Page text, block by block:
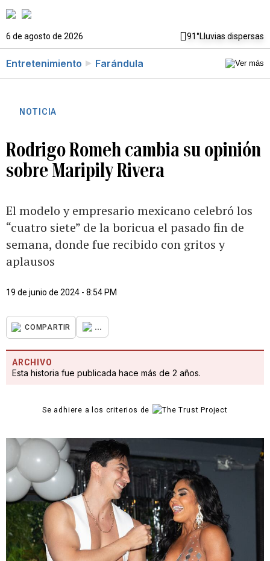
6 de agosto de 2026 91°Lluvias dispersas
Entretenimiento Farándula
NOTICIA
Rodrigo Romeh cambia su opinión
sobre Maripily Rivera
El modelo y empresario mexicano celebró los
“cuatro siete” de la boricua el pasado fin de
semana, donde fue recibido con gritos y
aplausos
19 de junio de 2024 - 8:54 PM
COMPARTIR ...
ARCHIVO
Esta historia fue publicada hace más de 2 años.
Se adhiere a los criterios de